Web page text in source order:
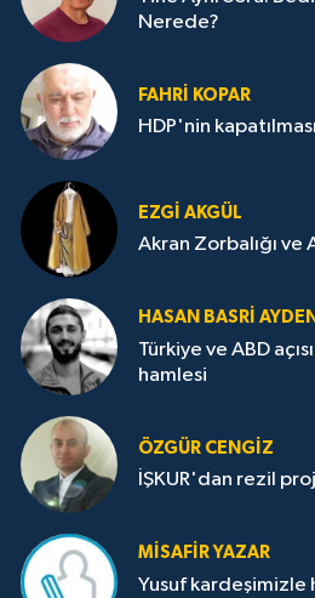
Nerede?
FAHRI KOPAR
HDP'nin
EZGI AKGÜL
Akran Zorbalığı ve
HASAN BASRI
Türkiye ve ABD
hamlesi
ÖZGÜR CENGIZ
İŞKUR'dan rezil
MISAFIR YAZAR
Yusuf kardeşimizle